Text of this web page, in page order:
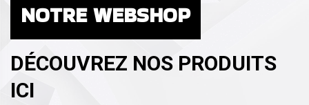
NOTRE WEBSHOP
DÉCOUVREZ NOS PRODUITS
ICI